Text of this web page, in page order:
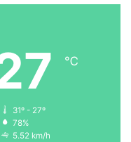
℃
31º - 27º
78%
5.52 km/h